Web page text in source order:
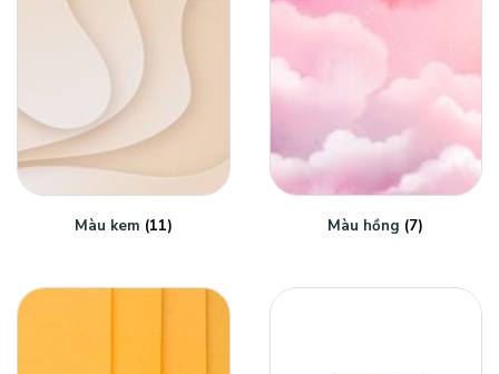
Màu kem (11) Màu hồng (7)